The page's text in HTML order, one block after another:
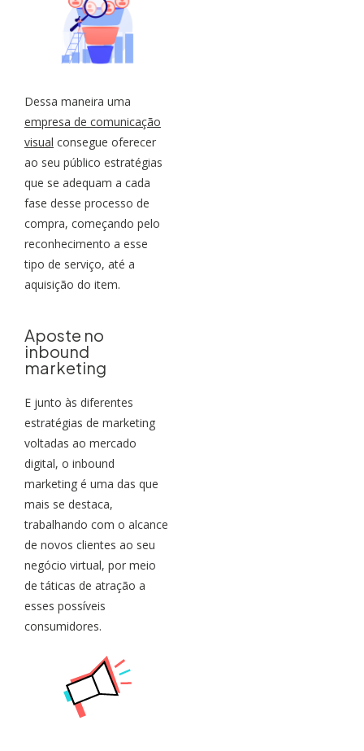
Dessa maneira uma
empresa de comunicação
visual consegue oferecer
ao seu público estratégias
que se adequam a cada
fase desse processo de
compra, começando pelo
reconhecimento a esse
tipo de serviço, até a
aquisição do item.
Aposte no
inbound
marketing
E junto às diferentes
estratégias de marketing
voltadas ao mercado
digital, o inbound
marketing é uma das que
mais se destaca,
trabalhando com o alcance
de novos clientes ao seu
negócio virtual, por meio
de táticas de atração a
esses possíveis
consumidores.